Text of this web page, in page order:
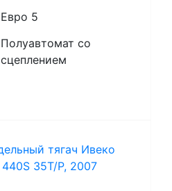
Евро 5
Полуавтомат со
сцеплением